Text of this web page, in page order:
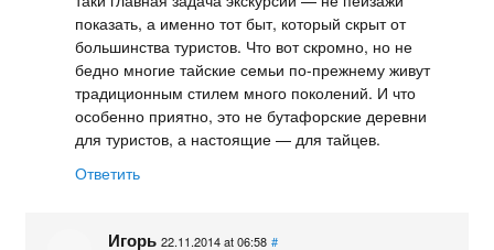
показать, а именно тот быт, который скрыт от
большинства туристов. Что вот скромно, но не
бедно многие тайские семьи по-прежнему живут
традиционным стилем много поколений. И что
особенно приятно, это не бутафорские деревни
для туристов, а настоящие — для тайцев.
Ответить
Игорь 22.11.2014 at 06:58 #